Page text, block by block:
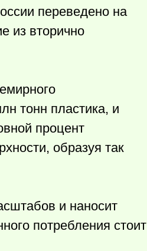
переведено на
из вторично
тонн пластика, и
процент
образуя так
и наносит
потребления стоит